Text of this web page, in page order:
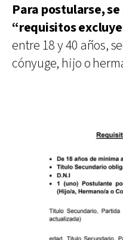
Para postularse,
“requisitos
entre 18 y 40 años,
cónyuge, hijo o